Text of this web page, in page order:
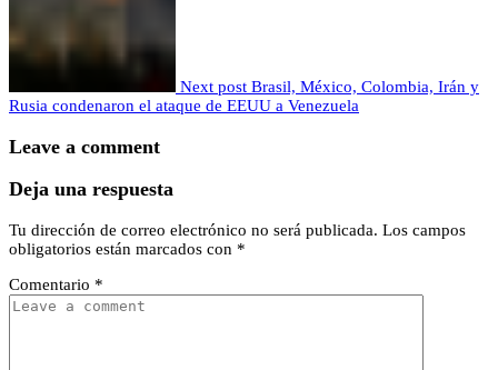
Next post Brasil, México, Colombia, Irán y
Rusia condenaron el ataque de EEUU a Venezuela
Leave a comment
Deja una respuesta
Tu dirección de correo electrónico no será publicada. Los campos
obligatorios están marcados con *
Comentario *